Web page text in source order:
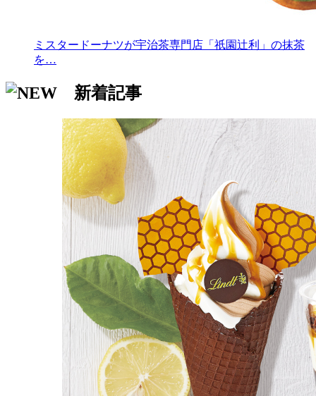
ミスタードーナツが宇治茶専門店「祇園辻利」の抹茶
を…